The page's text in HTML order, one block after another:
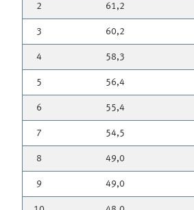
2 61,2
3 60,2
4 58,3
5 56,4
6 55,4
7 54,5
8 49,0
9 49,0